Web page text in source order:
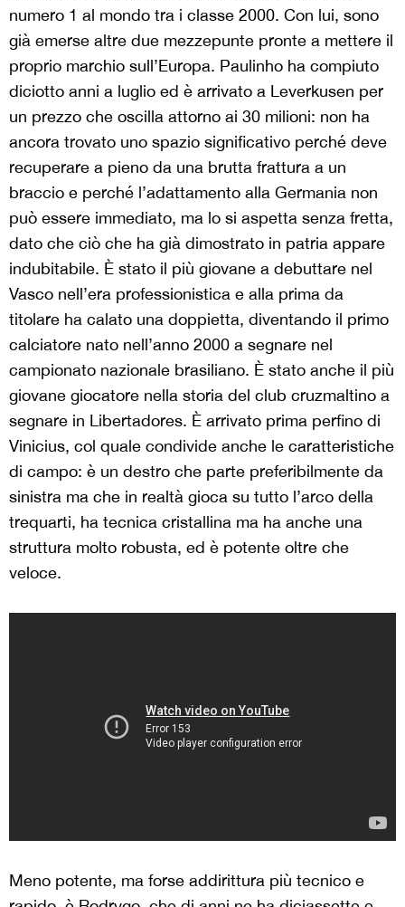
numero 1 al mondo tra i classe 2000. Con lui, sono
già emerse altre due mezzepunte pronte a mettere il
proprio marchio sull’Europa. Paulinho ha compiuto
diciotto anni a luglio ed è arrivato a Leverkusen per
un prezzo che oscilla attorno ai 30 milioni: non ha
ancora trovato uno spazio significativo perché deve
recuperare a pieno da una brutta frattura a un
braccio e perché l’adattamento alla Germania non
può essere immediato, ma lo si aspetta senza fretta,
dato che ciò che ha già dimostrato in patria appare
indubitabile. È stato il più giovane a debuttare nel
Vasco nell’era professionistica e alla prima da
titolare ha calato una doppietta, diventando il primo
calciatore nato nell’anno 2000 a segnare nel
campionato nazionale brasiliano. È stato anche il più
giovane giocatore nella storia del club cruzmaltino a
segnare in Libertadores. È arrivato prima perfino di
Vinicius, col quale condivide anche le caratteristiche
di campo: è un destro che parte preferibilmente da
sinistra ma che in realtà gioca su tutto l’arco della
trequarti, ha tecnica cristallina ma ha anche una
struttura molto robusta, ed è potente oltre che
veloce.
Meno potente, ma forse addirittura più tecnico e